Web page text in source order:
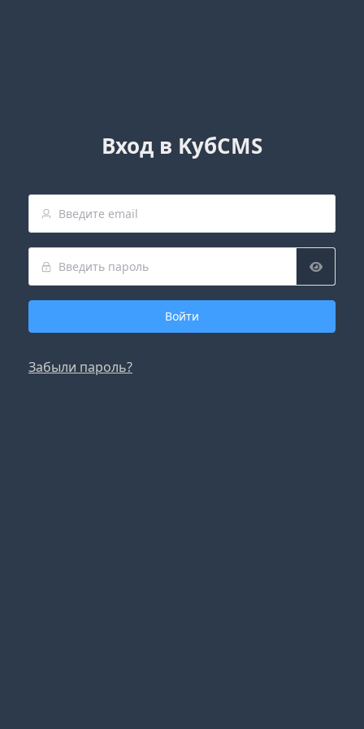
Вход в KубCMS
Войти
Забыли пароль?